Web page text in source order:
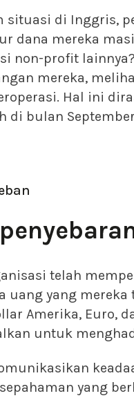
situasi di Inggris,
dana mereka
non-profit
mereka,
Hal ini
di bulan
telah
yang mereka
Amerika, Euro,
untuk
yang